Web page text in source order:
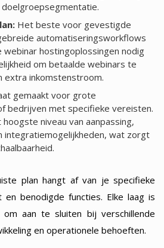
Het beste voor gevestigde
automatiseringsworkflows
webinar hostingoplossingen nodig
om betaalde webinars te
extra inkomstenstroom.
gemaakt voor grote
bedrijven met specifieke vereisten.
niveau van aanpassing,
integratiemogelijkheden, wat zorgt
plan hangt af van je specifieke
benodigde functies. Elke laag is
om aan te sluiten bij verschillende
en operationele behoeften.